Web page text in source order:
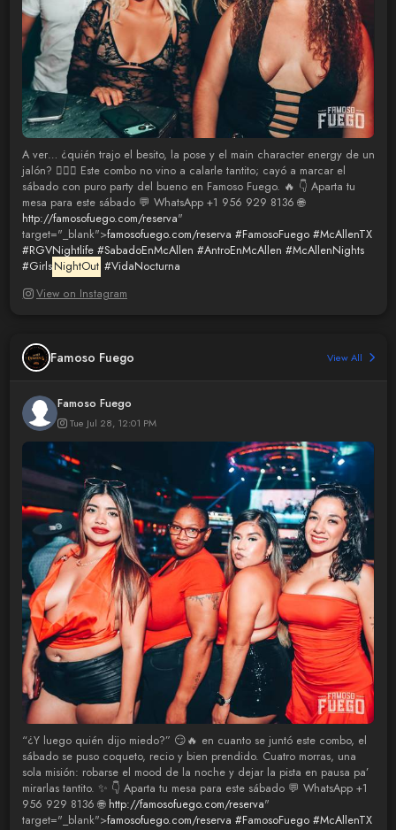
A ver… ¿quién trajo el besito, la pose y el main character energy de un
jalón? 😮‍💨💋 Este combo no vino a calarle tantito; cayó a marcar el
sábado con puro party del bueno en Famoso Fuego. 🔥 👇 Aparta tu
mesa para este sábado 💬 WhatsApp +1 956 929 8136 🌐
http://famosofuego.com/reserva"
target="_blank">famosofuego.com/reserva #FamosoFuego #McAllenTX
#RGVNightlife #SabadoEnMcAllen #AntroEnMcAllen #McAllenNights
#GirlsNightOut #VidaNocturna
View on Instagram
Famoso Fuego View All
Famoso Fuego
Tue Jul 28, 12:01 PM
“¿Y luego quién dijo miedo?” 😏🔥 en cuanto se juntó este combo, el
sábado se puso coqueto, recio y bien prendido. Cuatro morras, una
sola misión: robarse el mood de la noche y dejar la pista en pausa pa’
mirarlas tantito. ✨ 👇 Aparta tu mesa para este sábado 💬 WhatsApp +1
956 929 8136 🌐 http://famosofuego.com/reserva"
target="_blank">famosofuego.com/reserva #FamosoFuego #McAllenTX